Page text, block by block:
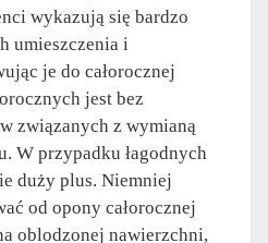
wykazują się bardzo
umieszczenia i
je do całorocznej
jest bez
związanych z wymianą
W przypadku łagodnych
duży plus. Niemniej
od opony całorocznej
oblodzonej nawierzchni,